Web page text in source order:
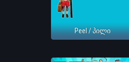
Peel / პილი